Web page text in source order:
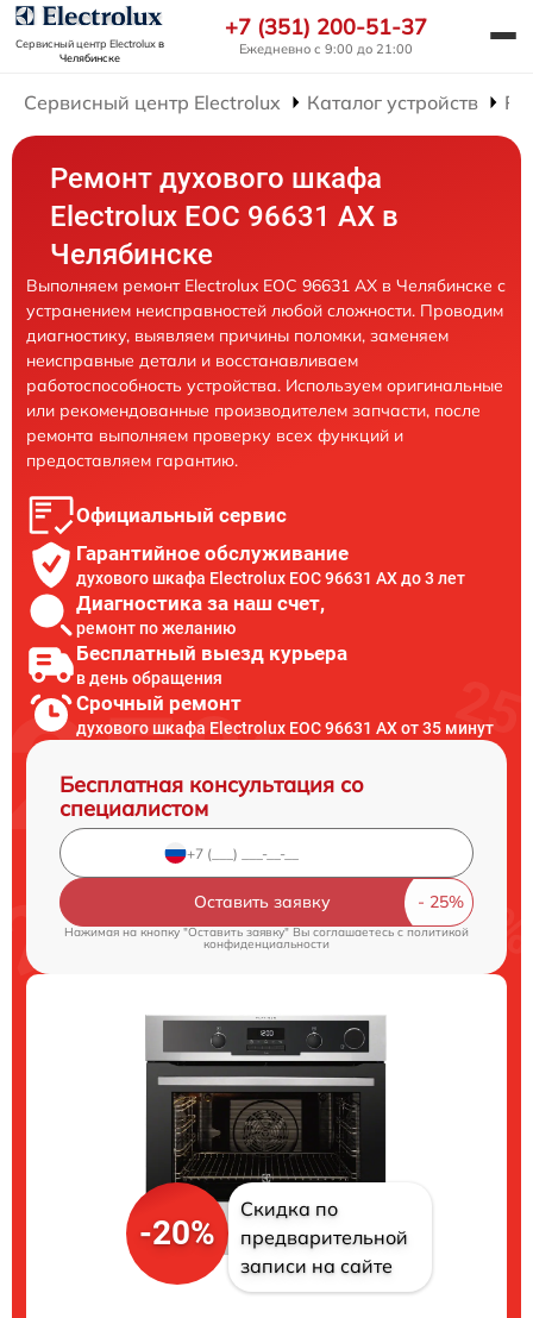
Сервисный центр Electroluxв
Челябинске
+7 (351) 200-51-37
Ежедневно с 9:00 до 21:00
Сервисный центр Electrolux Каталог устройств
Ремонт духового шкафа
Electrolux EOC 96631 AX в
Челябинске
Выполняем ремонт Electrolux EOC 96631 AX в Челябинске с
устранением неисправностей любой сложности. Проводим
диагностику, выявляем причины поломки, заменяем
неисправные детали и восстанавливаем
работоспособность устройства. Используем оригинальные
или рекомендованные производителем запчасти, после
ремонта выполняем проверку всех функций и
предоставляем гарантию.
Официальный сервис
Гарантийное обслуживание
духового шкафа Electrolux EOC 96631 AX до 3 лет
Диагностика за наш счет,
ремонт по желанию
Бесплатный выезд курьера
в день обращения
Срочный ремонт
духового шкафа Electrolux EOC 96631 AX от 35 минут
Бесплатная консультация со
специалистом
Оставить заявку
Нажимая на кнопку "Оставить заявку" Вы соглашаетесь c политикой
конфиденциальности
-20%
Скидка по
предварительной
записи на сайте